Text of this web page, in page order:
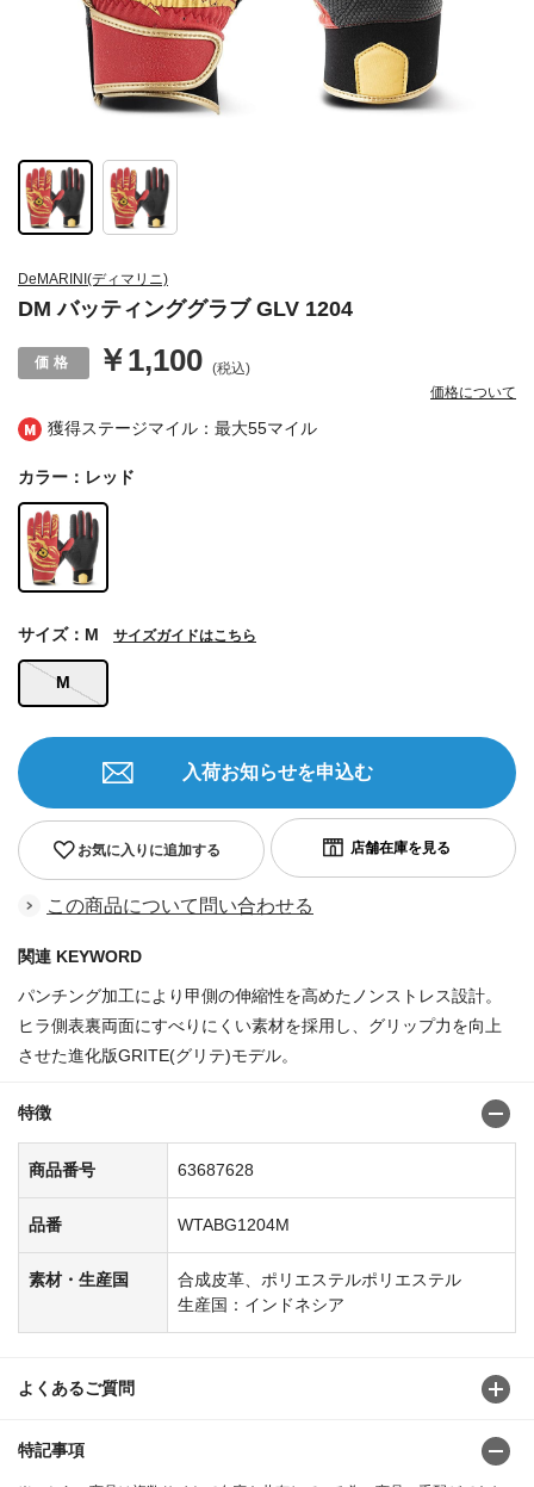
獲得ステージマイル：最大55マイル
DeMARINI(ディマリニ)
DM バッティンググラブ GLV 1204
￥1,100 (税込)
価格について
カラー：レッド
M
サイズ：M サイズガイドはこちら
お気に入りに追加する
入荷お知らせを申込む
この商品について問い合わせる
関連 KEYWORD
パンチング加工により甲側の伸縮性を高めたノンストレス設計。
ヒラ側表裏両面にすべりにくい素材を採用し、グリップ力を向上
させた進化版GRITE(グリテ)モデル。
特徴
商品番号 63687628
品番 WTABG1204M
素材・生産国
合成皮革、ポリエステルポリエステル
生産国：インドネシア
よくあるご質問
特記事項